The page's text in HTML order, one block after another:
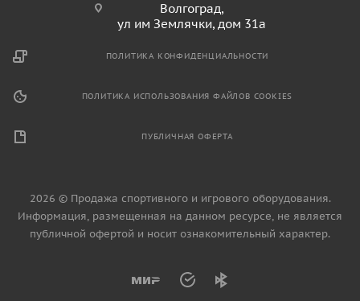
Волгоград,
ул им Землячки, дом 31а
ПОЛИТИКА КОНФИДЕНЦИАЛЬНОСТИ
ПОЛИТИКА ИСПОЛЬЗОВАНИЯ ФАЙЛОВ COOKIES
ПУБЛИЧНАЯ ОФЕРТА
2026 © Продажа спортивного и игрового оборудования.
Информация, размещенная на данном ресурсе, не является
публичной офертой и носит ознакомительный характер.